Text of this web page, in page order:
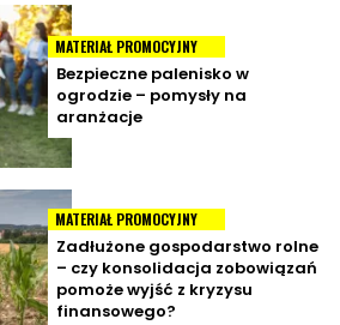
MATERIAŁ PROMOCYJNY
Bezpieczne palenisko w
ogrodzie – pomysły na
aranżacje
MATERIAŁ PROMOCYJNY
Zadłużone gospodarstwo rolne
– czy konsolidacja zobowiązań
pomoże wyjść z kryzysu
finansowego?